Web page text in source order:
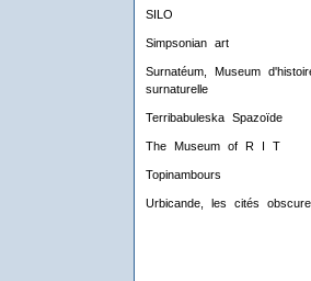
SILO
Simpsonian art
Surnatéum, Museum
surnaturelle
Terribabuleska Spazoïde
The Museum of R I T
Topinambours
Urbicande, les cités